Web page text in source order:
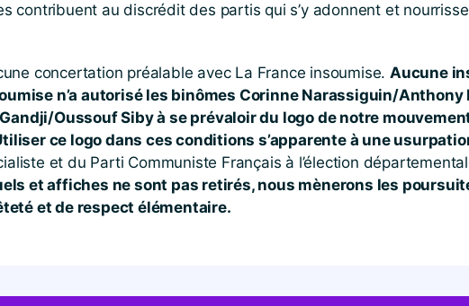
contribuent au discrédit des partis qui s’y adonnent et
concertation préalable avec La France insoumise. Aucune
n’a autorisé les binômes Corinne Narassiguin/Anthony
Oussouf Siby à se prévaloir du logo de notre
ce logo dans ces conditions s’apparente à une
et du Parti Communiste Français à l’élection
et affiches ne sont pas retirés, nous mènerons les
et de respect élémentaire.